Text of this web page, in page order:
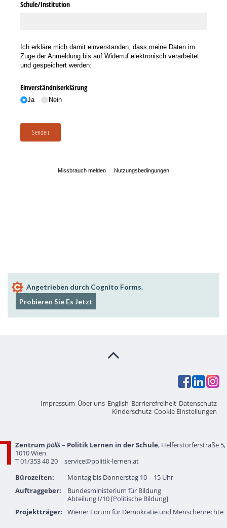
Impressum Über uns English Barrierefreiheit Datenschutz
Kinderschutz Cookie Einstellungen
Zentrum polis– Politik Lernen in der Schule, Helferstorferstraße 5,
1010 Wien
T 01/353 40 20 | service@politik-lernen.at
Bürozeiten:
Montag bis Donnerstag 10 – 15 Uhr
Auftraggeber:
Bundesministerium für Bildung
Abteilung I/10 [Politische Bildung]
Projektträger:
Wiener Forum für Demokratie und Menschenrechte